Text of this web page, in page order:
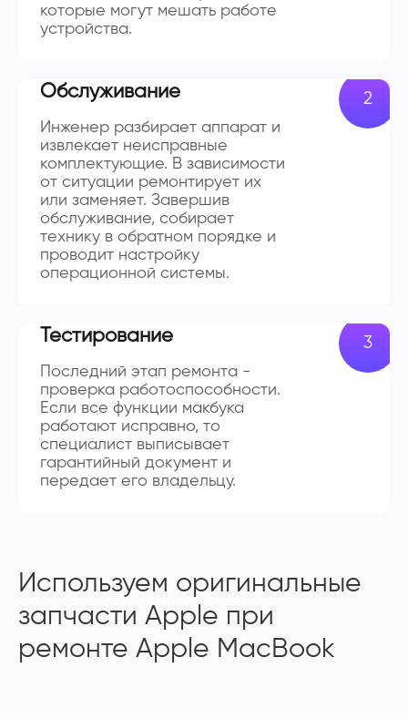
которые могут мешать работе
устройства.
Обслуживание
Инженер разбирает аппарат и
извлекает неисправные
комплектующие. В зависимости
от ситуации ремонтирует их
или заменяет. Завершив
обслуживание, собирает
технику в обратном порядке и
проводит настройку
операционной системы.
Тестирование
Последний этап ремонта -
проверка работоспособности.
Если все функции макбука
работают исправно, то
специалист выписывает
гарантийный документ и
передает его владельцу.
Используем оригинальные
запчасти Apple при
ремонте Apple MacBook